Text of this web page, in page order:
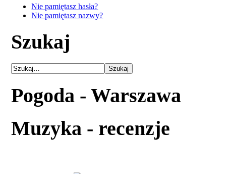
Nie pamiętasz hasła?
Nie pamiętasz nazwy?
Szukaj
Pogoda - Warszawa
Muzyka - recenzje